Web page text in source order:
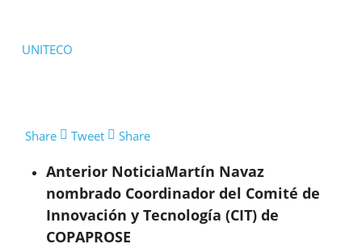
UNITECO
Share Tweet Share
Anterior NoticiaMartín Navaz
nombrado Coordinador del Comité de
Innovación y Tecnología (CIT) de
COPAPROSE